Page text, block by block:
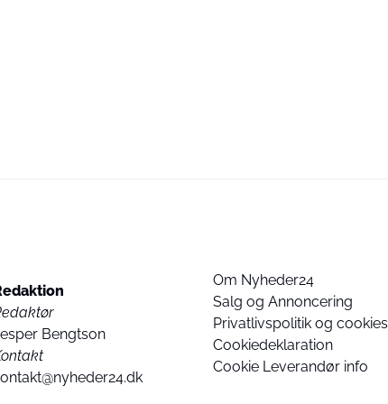
Bengtson
Om Nyheder24
Salg og Annoncering
Privatlivspolitik og cookies
Cookiedeklaration
Cookie Leverandør info